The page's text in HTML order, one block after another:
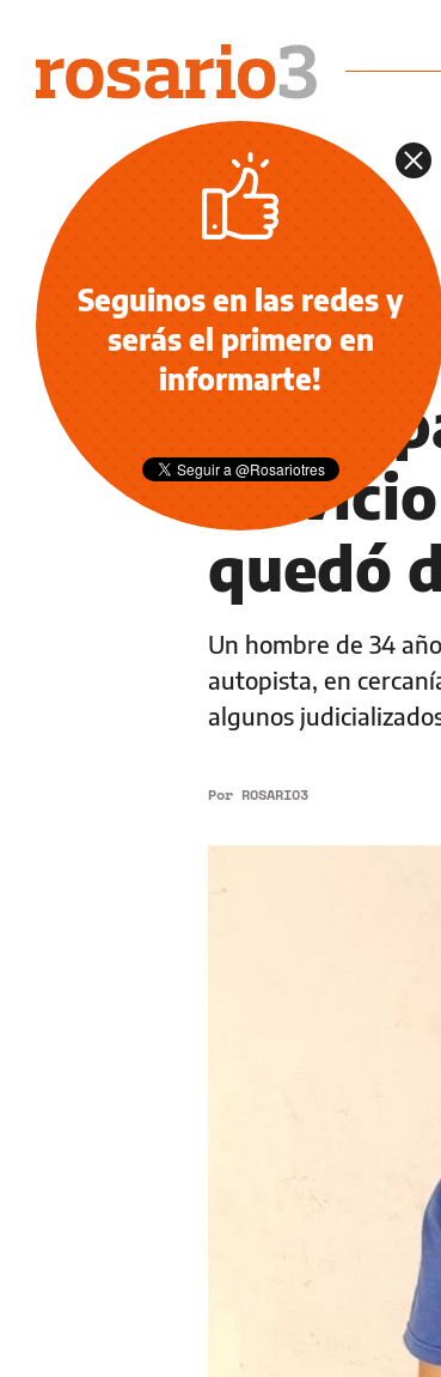
POLICIALES
Quiso
quedó
Un hombre de 34
autopista, en
algunos
Por ROSARIO3
Seguinos en las redes y
serás el primero en
informarte!